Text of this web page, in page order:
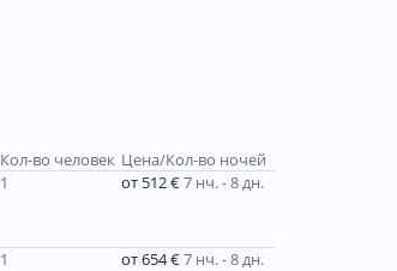
Кол-во человек Цена/Кол-во ночей
1 от 512 €7 нч. - 8 дн.
1 от 654 €7 нч. - 8 дн.